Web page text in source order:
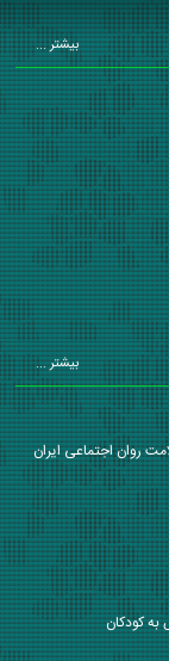
بیشتر ...
بیشتر ...
روان اجتماعی ایران
کودکان